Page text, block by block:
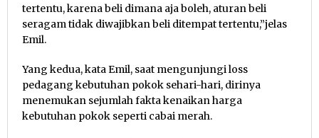
tertentu, karena beli dimana aja boleh, aturan beli
seragam tidak diwajibkan beli ditempat tertentu,”jelas
Emil.
Yang kedua, kata Emil, saat mengunjungi loss
pedagang kebutuhan pokok sehari-hari, dirinya
menemukan sejumlah fakta kenaikan harga
kebutuhan pokok seperti cabai merah.